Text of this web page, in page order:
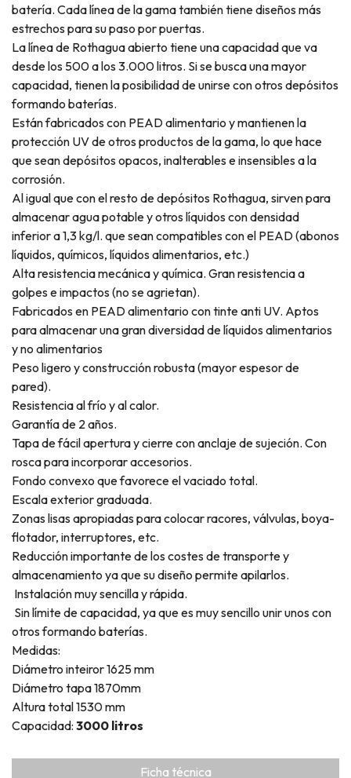
Ficha técnica
batería. Cada línea de la gama también tiene diseños más
estrechos para su paso por puertas.
La línea de Rothagua abierto tiene una capacidad que va
desde los 500 a los 3.000 litros. Si se busca una mayor
capacidad, tienen la posibilidad de unirse con otros depósitos
formando baterías.
Están fabricados con PEAD alimentario y mantienen la
protección UV de otros productos de la gama, lo que hace
que sean depósitos opacos, inalterables e insensibles a la
corrosión.
Al igual que con el resto de depósitos Rothagua, sirven para
almacenar agua potable y otros líquidos con densidad
inferior a 1,3 kg/l. que sean compatibles con el PEAD (abonos
líquidos, químicos, líquidos alimentarios, etc.)
Alta resistencia mecánica y química. Gran resistencia a
golpes e impactos (no se agrietan).
Fabricados en PEAD alimentario con tinte anti UV. Aptos
para almacenar una gran diversidad de líquidos alimentarios
y no alimentarios
Peso ligero y construcción robusta (mayor espesor de
pared).
Resistencia al frío y al calor.
Garantía de 2 años.
Tapa de fácil apertura y cierre con anclaje de sujeción. Con
rosca para incorporar accesorios.
Fondo convexo que favorece el vaciado total.
Escala exterior graduada.
Zonas lisas apropiadas para colocar racores, válvulas, boya-
flotador, interruptores, etc.
Reducción importante de los costes de transporte y
almacenamiento ya que su diseño permite apilarlos.
Instalación muy sencilla y rápida.
Sin límite de capacidad, ya que es muy sencillo unir unos con
otros formando baterías.
Medidas:
Diámetro inteiror 1625 mm
Diámetro tapa 1870mm
Altura total 1530 mm
Capacidad: 3000 litros